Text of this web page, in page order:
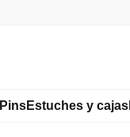
PinsEstuches y cajas